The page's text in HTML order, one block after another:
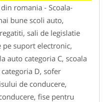
romania - Scoala-
bune scoli auto,
sali de legislatie
suport electronic,
auto categoria C, scoala
D, sofer
de conducere,
fise pentru